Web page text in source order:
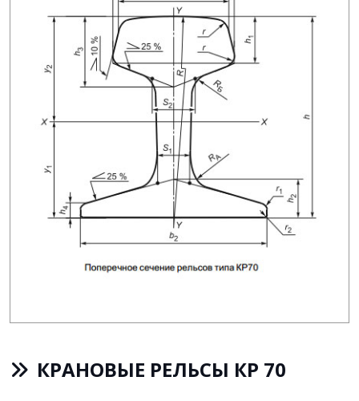
КРАНОВЫЕ РЕЛЬСЫ КР 70